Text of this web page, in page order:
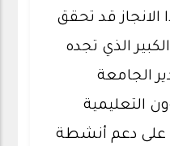
الانجاز قد تحقق
الذي تجده
الجامعة
التعليمية
على دعم أنشطة